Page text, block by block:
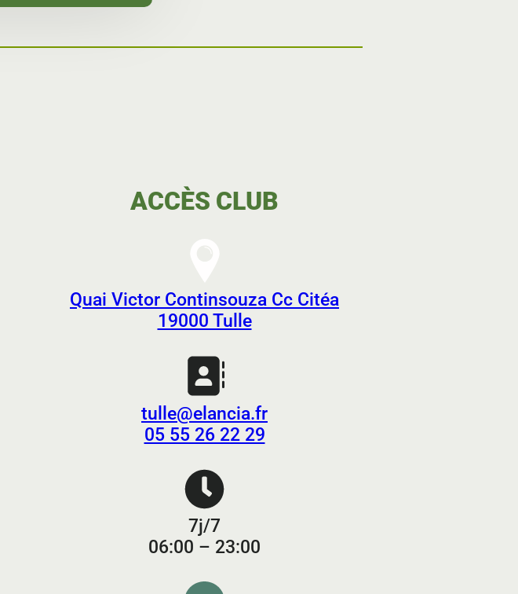
ACCÈS CLUB
Quai Victor Continsouza Cc Citéa
19000 Tulle
tulle@elancia.fr
05 55 26 22 29
7j/7
06:00 – 23:00